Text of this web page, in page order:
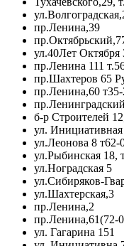
пр.Ленина,39
ул.40Лет
пр.Ленина 111
пр.Шахтеров 65
пр.Ленина,60
б-р Строителей
ул.
ул.Леонова 8
ул.Рыбинская 18,
ул.Ноградская 5
ул.Сибиряков-
ул.Шахтерская,3
пр.Ленина,2
пр.Ленина,61(72-
ул. Гагарина 151